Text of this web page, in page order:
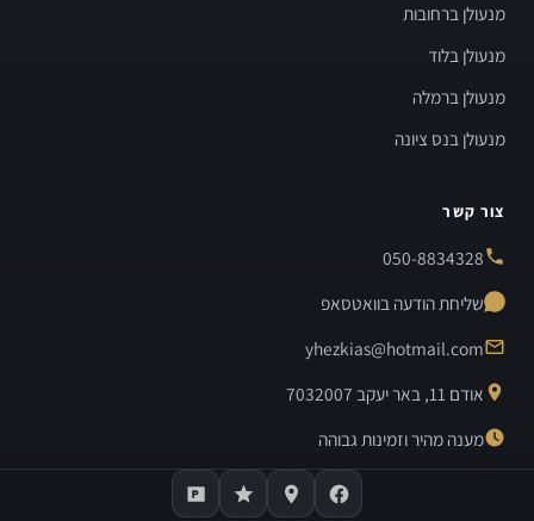
מנעולן ברחובות
מנעולן בלוד
מנעולן ברמלה
מנעולן בנס ציונה
צור קשר
050-8834328
שליחת הודעה בוואטסאפ
yhezkias@hotmail.com
אודם 11, באר יעקב 7032007
מענה מהיר וזמינות גבוהה